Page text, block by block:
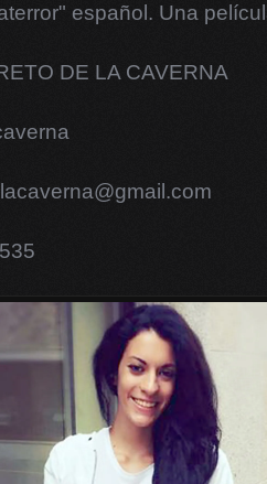
español. Una
DE LA CAVERNA